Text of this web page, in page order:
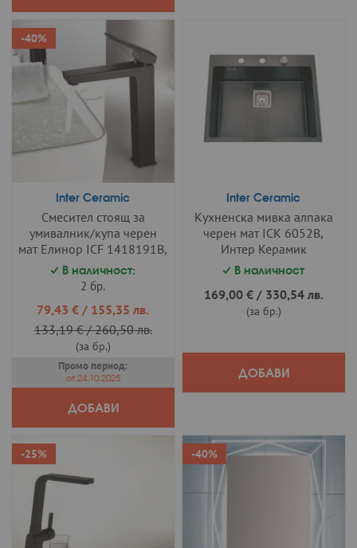
-40%
Inter Ceramic
Смесител стоящ за
умивалник/купа черен
мат Елинор ICF 1418191B,
Интер Керамик
В наличност:
2 бр.
Промо
цена
79,43 € / 155,35 лв.
133,19 €/260,50 лв.
(за бр.)
Промо период:
от 24.10.2025
ДОБАВИ
Inter Ceramic
Кухненска мивка алпака
черен мат ICK 6052B,
Интер Керамик
В наличност
169,00 €/ 330,54 лв.
(за бр.)
ДОБАВИ
-25% -40%